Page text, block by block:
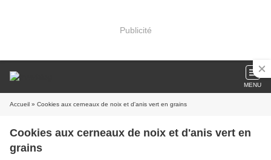
Publicité
MENU
Accueil » Cookies aux cerneaux de noix et d'anis vert en grains
Cookies aux cerneaux de noix et d'anis vert en
grains